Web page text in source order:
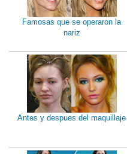
Famosas que se operaron la
nariz
Antes y despues del maquillaje